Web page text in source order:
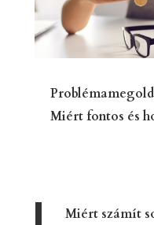
Miért fontos és
első